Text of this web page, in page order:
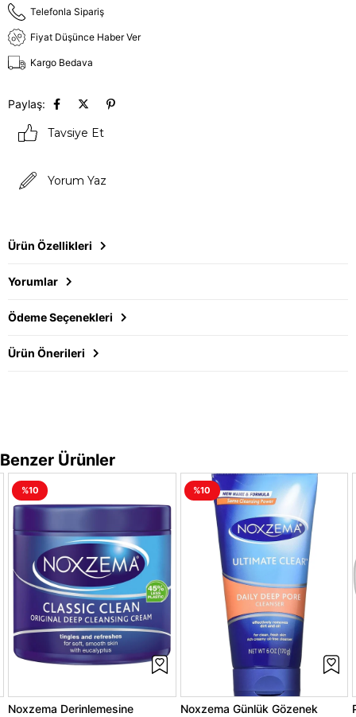
Telefonla Sipariş
Fiyat Düşünce Haber Ver
Kargo Bedava
Paylaş:
Tavsiye Et
Yorum Yaz
Ürün Özellikleri
Yorumlar
Ödeme Seçenekleri
Ürün Önerileri
Benzer Ürünler
Noxzema Derinlemesine
%10
Noxzema Günlük Gözenek
%10